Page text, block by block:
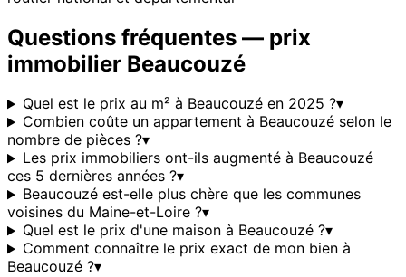
Questions fréquentes — prix
immobilier Beaucouzé
Quel est le prix au m² à Beaucouzé en 2025 ?▾
Combien coûte un appartement à Beaucouzé selon le
nombre de pièces ?▾
Les prix immobiliers ont-ils augmenté à Beaucouzé
ces 5 dernières années ?▾
Beaucouzé est-elle plus chère que les communes
voisines du Maine-et-Loire ?▾
Quel est le prix d'une maison à Beaucouzé ?▾
Comment connaître le prix exact de mon bien à
Beaucouzé ?▾